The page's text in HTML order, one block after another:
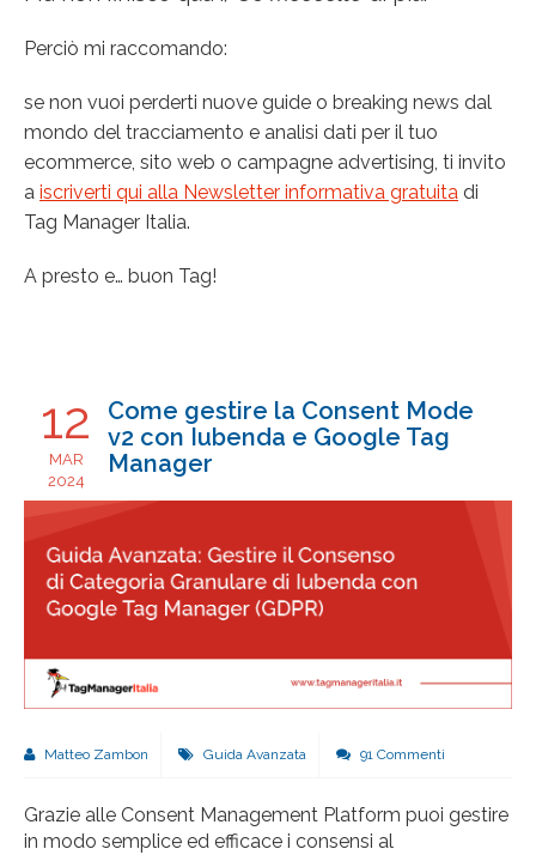
Perciò mi raccomando:
se non vuoi perderti nuove guide o breaking news dal
mondo del tracciamento e analisi dati per il tuo
ecommerce, sito web o campagne advertising, ti invito
a iscriverti qui alla Newsletter informativa gratuita di
Tag Manager Italia.
A presto e… buon Tag!
12
MAR
2024
Come gestire la Consent Mode
v2 con Iubenda e Google Tag
Manager
Matteo Zambon Guida Avanzata 91 Commenti
Grazie alle Consent Management Platform puoi gestire
in modo semplice ed efficace i consensi al